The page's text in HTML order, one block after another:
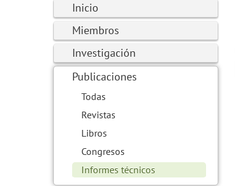
Inicio
Miembros
Investigación
Publicaciones
Todas
Revistas
Libros
Congresos
Informes técnicos